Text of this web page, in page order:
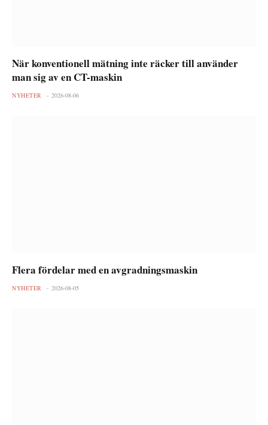
När konventionell mätning inte räcker till använder
man sig av en CT-maskin
NYHETER 2026-08-06
Flera fördelar med en avgradningsmaskin
NYHETER 2026-08-05